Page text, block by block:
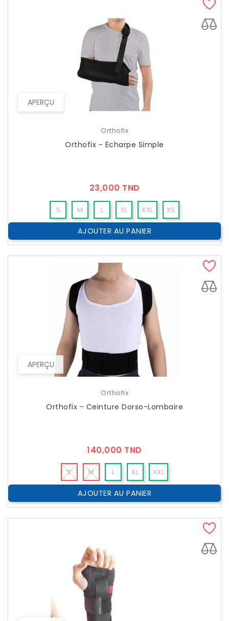
APERÇU
Orthofix
Orthofix - Écharpe Simple
23,000 TND
S M L XL XXL XS
AJOUTER AU PANIER
APERÇU
Orthofix
Orthofix - Ceinture Dorso-Lombaire
140,000 TND
S M L XL XXL
AJOUTER AU PANIER